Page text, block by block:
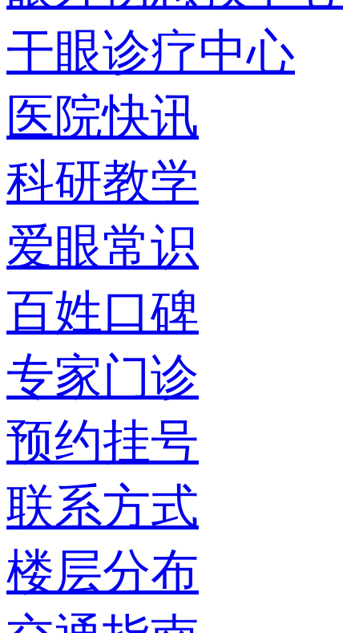
干眼诊疗中心
医院快讯
科研教学
爱眼常识
百姓口碑
专家门诊
预约挂号
联系方式
楼层分布